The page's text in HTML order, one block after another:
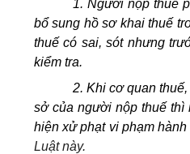
1. Người nộp thuế
bổ sung hồ sơ khai thuế
thuế có sai, sót nhưng
kiểm tra.
2. Khi cơ quan
sở của người nộp thuế thì
hiện xử phạt vi phạm
Luật này.